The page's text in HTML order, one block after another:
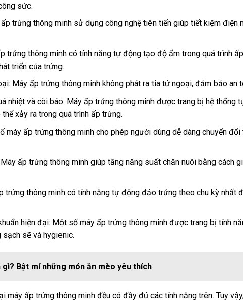
sức.
trứng thông minh sử dụng công nghệ tiên tiến giúp tiết kiệm điện
trứng thông minh có tính năng tự động tạo độ ẩm trong quá trình
triển của trứng.
Máy ấp trứng thông minh không phát ra tia tử ngoại, đảm bảo an
nhiệt và còi báo: Máy ấp trứng thông minh được trang bị hệ thống
xảy ra trong quá trình ấp trứng.
máy ấp trứng thông minh cho phép người dùng dễ dàng chuyển
ấp trứng thông minh giúp tăng năng suất chăn nuôi bằng cách
trứng thông minh có tính năng tự động đảo trứng theo chu kỳ nhất
hiện đại: Một số máy ấp trứng thông minh được trang bị tính
sẽ và hygienic.
Bật mí những món ăn mèo yêu thích
máy ấp trứng thông minh đều có đầy đủ các tính năng trên. Tuy